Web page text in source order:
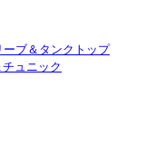
ーブ＆タンクトップ
ュニック